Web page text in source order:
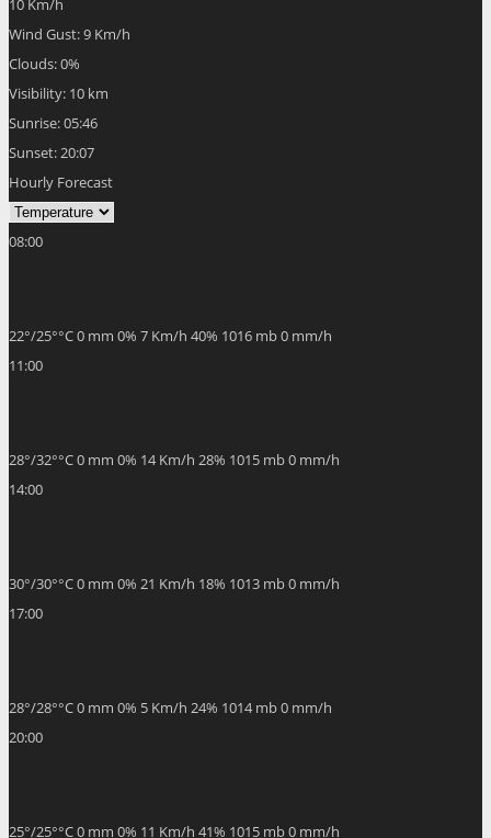
10 Km/h
Wind Gust:9 Km/h
Clouds:0%
Visibility: 10 km
Sunrise:05:46
Sunset:20:07
Hourly Forecast
08:00
22°/25°°C0 mm 0% 7 Km/h 40% 1016 mb0 mm/h
11:00
28°/32°°C0 mm 0% 14 Km/h 28% 1015 mb0 mm/h
14:00
30°/30°°C0 mm 0% 21 Km/h 18% 1013 mb0 mm/h
17:00
28°/28°°C0 mm 0% 5 Km/h 24% 1014 mb0 mm/h
20:00
25°/25°°C0 mm 0% 11 Km/h 41% 1015 mb0 mm/h